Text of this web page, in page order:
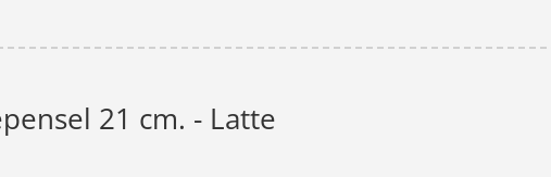
21 cm. - Latte